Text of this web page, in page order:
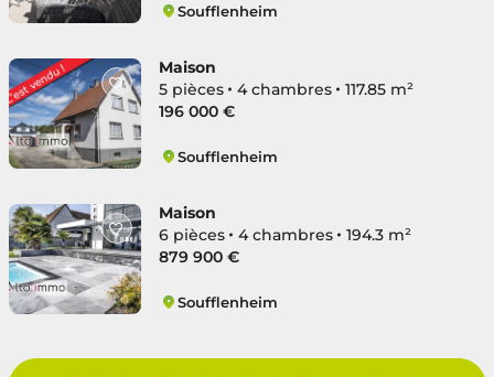
Soufflenheim
Maison
5 pièces
4 chambres
117.85 m²
196 000 €
Soufflenheim
Maison
6 pièces
4 chambres
194.3 m²
879 900 €
Soufflenheim